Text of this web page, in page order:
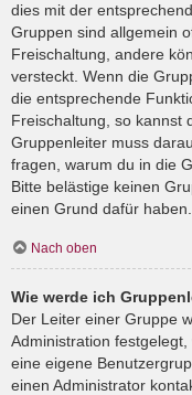
dies mit der
Gruppen sind allgemein
Freischaltung, andere
versteckt. Wenn die
die entsprechende
Freischaltung, so kannst
Gruppenleiter muss
fragen, warum du in die
Bitte belästige keinen
einen Grund dafür haben.
Nach oben
Wie werde ich
Der Leiter einer Gruppe
Administration
eine eigene
einen Administrator